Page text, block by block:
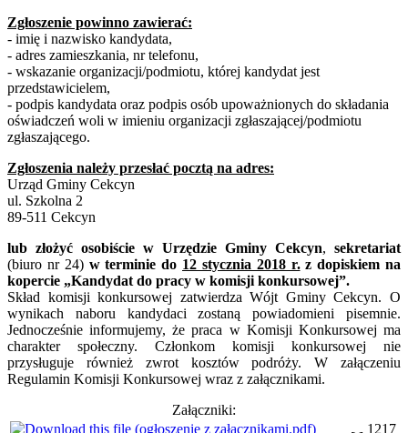
Zgłoszenie powinno zawierać:
- imię i nazwisko kandydata,
- adres zamieszkania, nr telefonu,
- wskazanie organizacji/podmiotu, której kandydat jest
przedstawicielem,
- podpis kandydata oraz podpis osób upoważnionych do składania
oświadczeń woli w imieniu organizacji zgłaszającej/podmiotu
zgłaszającego.
Zgłoszenia należy przesłać pocztą na adres:
Urząd Gminy Cekcyn
ul. Szkolna 2
89-511 Cekcyn
lub złożyć osobiście w Urzędzie Gminy Cekcyn, sekretariat
(biuro nr 24) w terminie do 12 stycznia 2018 r. z dopiskiem na
kopercie „Kandydat do pracy w komisji konkursowej”.
Skład komisji konkursowej zatwierdza Wójt Gminy Cekcyn. O
wynikach naboru kandydaci zostaną powiadomieni pisemnie.
Jednocześnie informujemy, że praca w Komisji Konkursowej ma
charakter społeczny. Członkom komisji konkursowej nie
przysługuje również zwrot kosztów podróży. W załączeniu
Regulamin Komisji Konkursowej wraz z załącznikami.
Załączniki:
1217